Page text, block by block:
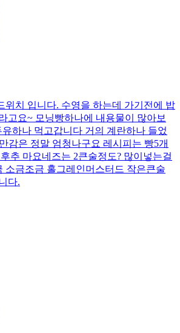
위치 입니다. 수영을 하는데 가기전에 밥
고요~ 모닝빵하나에 내용물이 많아보
하나 먹고갑니다 거의 계란하나 들었
감은 정말 엄청나구요 레시피는 빵5개
추 마요네즈는 2큰술정도? 많이넣는걸
소금조금 홀그레인머스터드 작은큰술
다.